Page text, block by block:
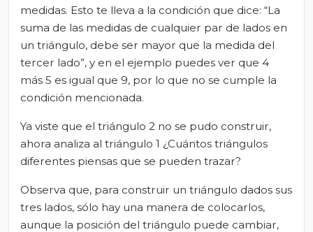
medidas. Esto te lleva a la condición que dice: “La
suma de las medidas de cualquier par de lados en
un triángulo, debe ser mayor que la medida del
tercer lado”, y en el ejemplo puedes ver que 4
más 5 es igual que 9, por lo que no se cumple la
condición mencionada.
Ya viste que el triángulo 2 no se pudo construir,
ahora analiza al triángulo 1 ¿Cuántos triángulos
diferentes piensas que se pueden trazar?
Observa que, para construir un triángulo dados sus
tres lados, sólo hay una manera de colocarlos,
aunque la posición del triángulo puede cambiar,